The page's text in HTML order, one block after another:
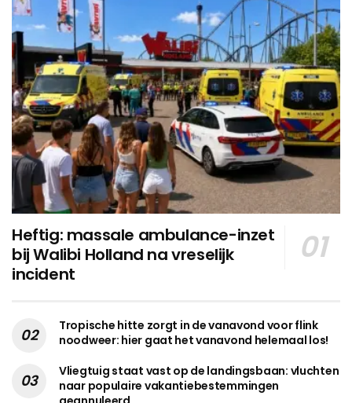
Heftig: massale ambulance-inzet
bij Walibi Holland na vreselijk
incident
Tropische hitte zorgt in de vanavond voor flink
noodweer: hier gaat het vanavond helemaal los!
Vliegtuig staat vast op de landingsbaan: vluchten
naar populaire vakantiebestemmingen